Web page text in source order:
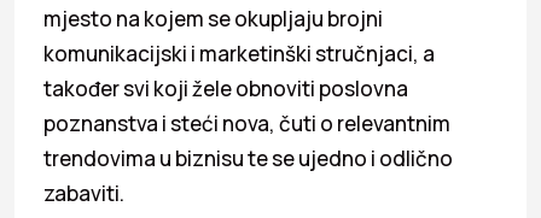
mjesto na kojem se okupljaju brojni
komunikacijski i marketinški stručnjaci, a
također svi koji žele obnoviti poslovna
poznanstva i steći nova, čuti o relevantnim
trendovima u biznisu te se ujedno i odlično
zabaviti.